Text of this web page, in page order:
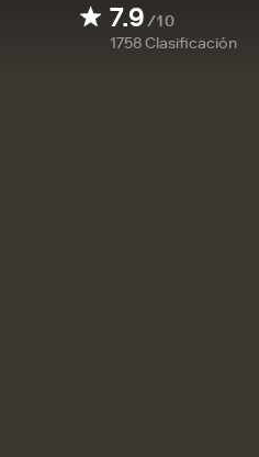
7.9/10
1758Clasificación